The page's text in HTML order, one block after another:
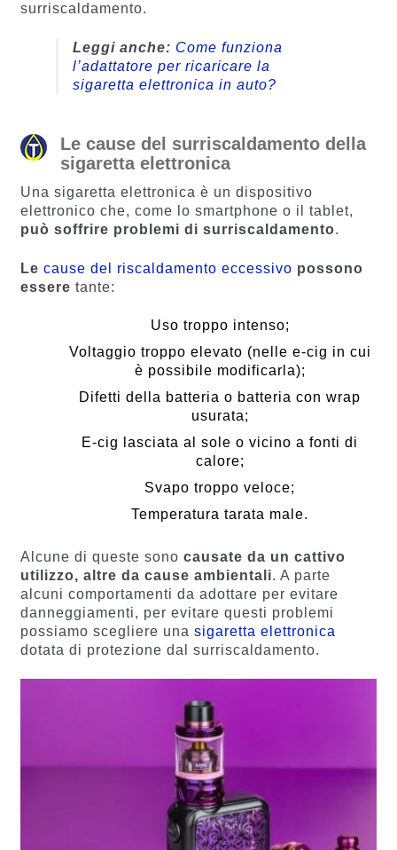
surriscaldamento.
Leggi anche: Come funziona
l’adattatore per ricaricare la
sigaretta elettronica in auto?
Le cause del surriscaldamento della
sigaretta elettronica
Una sigaretta elettronica è un dispositivo
elettronico che, come lo smartphone o il tablet,
può soffrire problemi di surriscaldamento.
Le cause del riscaldamento eccessivo possono
essere tante:
Uso troppo intenso;
Voltaggio troppo elevato (nelle e-cig in cui
è possibile modificarla);
Difetti della batteria o batteria con wrap
usurata;
E-cig lasciata al sole o vicino a fonti di
calore;
Svapo troppo veloce;
Temperatura tarata male.
Alcune di queste sono causate da un cattivo
utilizzo, altre da cause ambientali. A parte
alcuni comportamenti da adottare per evitare
danneggiamenti, per evitare questi problemi
possiamo scegliere una sigaretta elettronica
dotata di protezione dal surriscaldamento.